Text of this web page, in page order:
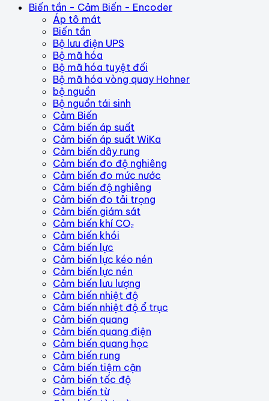
Biến tần - Cảm Biến - Encoder
Áp tô mát
Biến tần
Bộ lưu điện UPS
Bộ mã hóa
Bộ mã hóa tuyệt đối
Bộ mã hóa vòng quay Hohner
bộ nguồn
Bộ nguồn tái sinh
Cảm Biến
Cảm biến áp suất
Cảm biến áp suất WiKa
Cảm biến dây rung
Cảm biến đo độ nghiêng
Cảm biến đo mức nước
Cảm biến độ nghiêng
Cảm biến đo tải trọng
Cảm biến giám sát
Cảm biến khí CO₂
Cảm biến khói
Cảm biến lực
Cảm biến lực kéo nén
Cảm biến lực nén
Cảm biến lưu lượng
Cảm biến nhiệt độ
Cảm biến nhiệt độ ổ trục
Cảm biến quang
Cảm biến quang điện
Cảm biến quang học
Cảm biến rung
Cảm biến tiệm cận
Cảm biến tốc độ
Cảm biến từ